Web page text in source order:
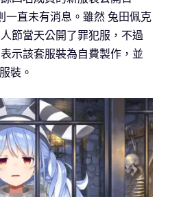
一直未有消息。雖然 兔田佩克
節當天公開了罪犯服，不過
示該套服裝為自費製作，並
裝。